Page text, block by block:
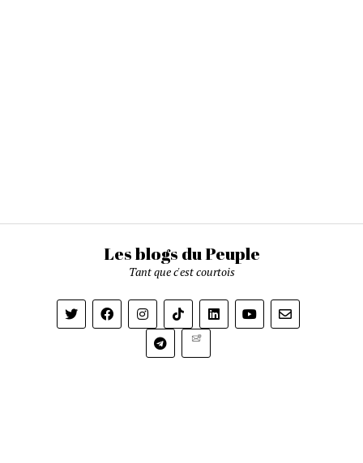
Les blogs du Peuple
Tant que c'est courtois